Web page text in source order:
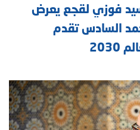
فوزي لقجع يعرض
السادس تقدم